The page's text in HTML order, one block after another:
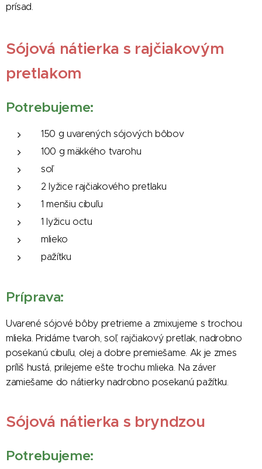
prísad.
Sójová nátierka s rajčiakovým
pretlakom
Potrebujeme:
150 g uvarených sójových bôbov
100 g mäkkého tvarohu
soľ
2 lyžice rajčiakového pretlaku
1 menšiu cibuľu
1 lyžicu octu
mlieko
pažítku
Príprava:
Uvarené sójové bôby pretrieme a zmixujeme s trochou
mlieka. Pridáme tvaroh, soľ, rajčiakový pretlak, nadrobno
posekanú cibuľu, olej a dobre premiešame. Ak je zmes
príliš hustá, prilejeme ešte trochu mlieka. Na záver
zamiešame do nátierky nadrobno posekanú pažítku.
Sójová nátierka s bryndzou
Potrebujeme: